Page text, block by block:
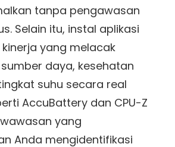
tanpa pengawasan
Selain itu, instal aplikasi
yang melacak
daya, kesehatan
suhu secara real
AccuBattery dan CPU-Z
yang
Anda mengidentifikasi